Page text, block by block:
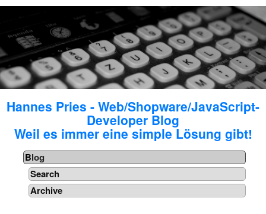
Hannes Pries - Web/Shopware/JavaScript-
Developer Blog
Weil es immer eine simple Lösung gibt!
Blog
Search
Archive